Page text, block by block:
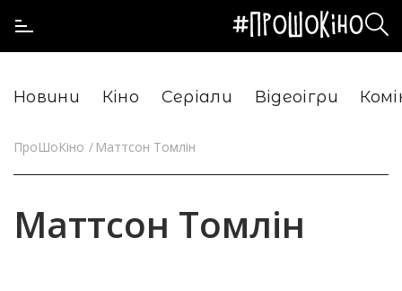
Новини Кіно Серіали Відеоігри
ПроШоКіно Маттсон Томлін
Маттсон Томлін